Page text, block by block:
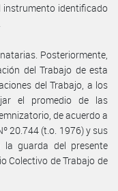
instrumento identificado
Posteriormente,
del Trabajo de esta
del Trabajo, a los
el promedio de las
de acuerdo a
20.744 (t.o. 1976) y sus
la guarda del presente
Colectivo de Trabajo de